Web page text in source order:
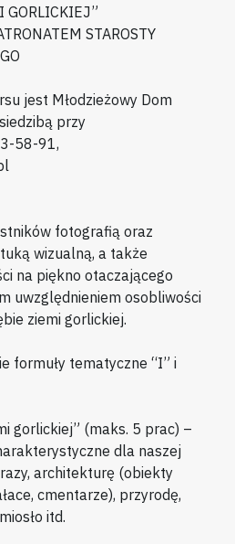
GORLICKIEJ”
STAROSTY
jest Młodzieżowy Dom
przy
58-91,
fotografią oraz
wizualną, a także
na piękno otaczającego
uwzględnieniem osobliwości
ziemi gorlickiej.
formuły tematyczne “I” i
gorlickiej” (maks. 5 prac) –
dla naszej
architekturę (obiekty
cmentarze), przyrodę,
itd.